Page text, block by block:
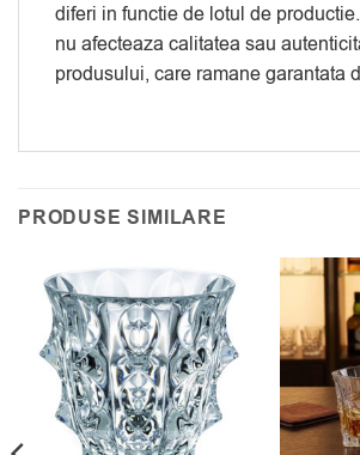
diferi in functie de lotul de
nu afecteaza calitatea sau
produsului, care ramane garantata
PRODUSE SIMILARE